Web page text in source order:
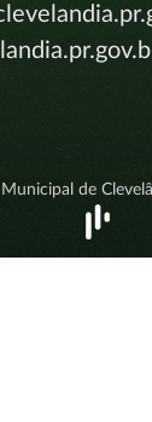
de